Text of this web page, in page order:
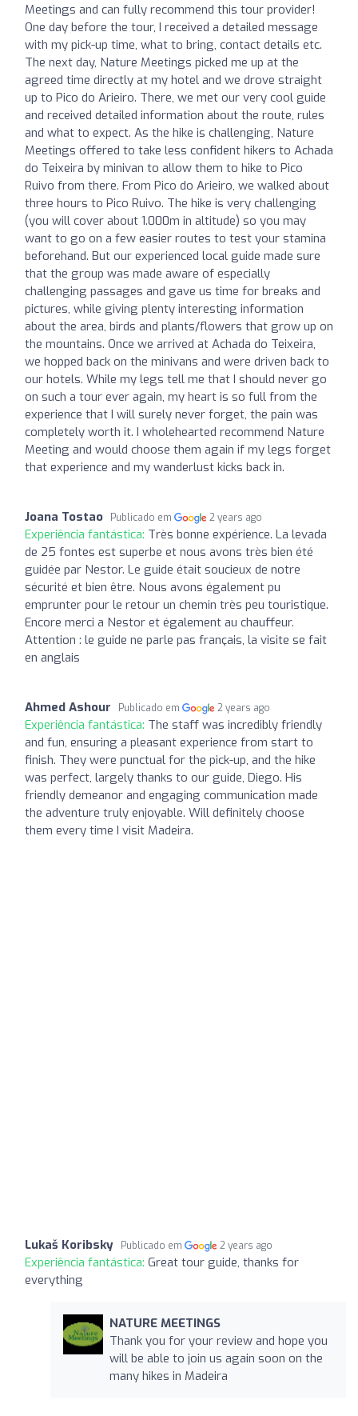
Meetings and can fully recommend this tour provider!
One day before the tour, I received a detailed message
with my pick-up time, what to bring, contact details etc.
The next day, Nature Meetings picked me up at the
agreed time directly at my hotel and we drove straight
up to Pico do Arieiro. There, we met our very cool guide
and received detailed information about the route, rules
and what to expect. As the hike is challenging, Nature
Meetings offered to take less confident hikers to Achada
do Teixeira by minivan to allow them to hike to Pico
Ruivo from there. From Pico do Arieiro, we walked about
three hours to Pico Ruivo. The hike is very challenging
(you will cover about 1.000m in altitude) so you may
want to go on a few easier routes to test your stamina
beforehand. But our experienced local guide made sure
that the group was made aware of especially
challenging passages and gave us time for breaks and
pictures, while giving plenty interesting information
about the area, birds and plants/flowers that grow up on
the mountains. Once we arrived at Achada do Teixeira,
we hopped back on the minivans and were driven back to
our hotels. While my legs tell me that I should never go
on such a tour ever again, my heart is so full from the
experience that I will surely never forget, the pain was
completely worth it. I wholehearted recommend Nature
Meeting and would choose them again if my legs forget
that experience and my wanderlust kicks back in.
Joana Tostao Publicado em 2 years ago
Experiência fantástica: Très bonne expérience. La levada
de 25 fontes est superbe et nous avons très bien été
guidée par Nestor. Le guide était soucieux de notre
sécurité et bien être. Nous avons également pu
emprunter pour le retour un chemin très peu touristique.
Encore merci a Nestor et également au chauffeur.
Attention : le guide ne parle pas français, la visite se fait
en anglais
Ahmed Ashour Publicado em 2 years ago
Experiência fantástica: The staff was incredibly friendly
and fun, ensuring a pleasant experience from start to
finish. They were punctual for the pick-up, and the hike
was perfect, largely thanks to our guide, Diego. His
friendly demeanor and engaging communication made
the adventure truly enjoyable. Will definitely choose
them every time I visit Madeira.
Lukaš Koribsky Publicado em 2 years ago
Experiência fantástica: Great tour guide, thanks for
everything
NATURE MEETINGS
Thank you for your review and hope you
will be able to join us again soon on the
many hikes in Madeira